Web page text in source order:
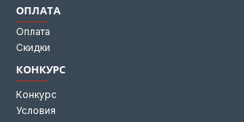
ОПЛАТА
Оплата
Скидки
КОНКУРС
Конкурс
Условия